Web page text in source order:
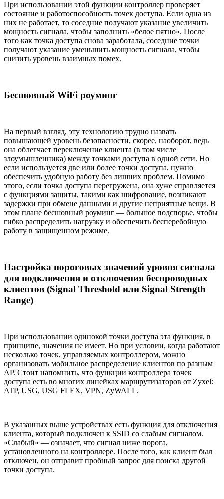
При использовании этой функции контроллер проверяет
состояние и работоспособность точек доступа. Если одна из
них не работает, то соседние получают указание увеличить
мощность сигнала, чтобы заполнить «белое пятно». После
того как точка доступа снова заработала, соседние точки
получают указание уменьшить мощность сигнала, чтобы
снизить уровень взаимных помех.
Бесшовный WiFi роуминг
На первый взгляд, эту технологию трудно назвать
повышающей уровень безопасности, скорее, наоборот, ведь
она облегчает переключение клиента (в том числе
злоумышленника) между точками доступа в одной сети. Но
если используется две или более точки доступа, нужно
обеспечить удобную работу без лишних проблем. Помимо
этого, если точка доступа перегружена, она хуже справляется
с функциями защиты, такими как шифрование, возникают
задержки при обмене данными и другие неприятные вещи. В
этом плане бесшовный роуминг — большое подспорье, чтобы
гибко распределить нагрузку и обеспечить бесперебойную
работу в защищенном режиме.
Настройка пороговых значений уровня сигнала
для подключения и отключения беспроводных
клиентов (Signal Threshold или Signal Strength
Range)
При использовании одинокой точки доступа эта функция, в
принципе, значения не имеет. Но при условии, когда работают
несколько точек, управляемых контроллером, можно
организовать мобильное распределение клиентов по разным
AP. Стоит напомнить, что функции контроллера точек
доступа есть во многих линейках маршрутизаторов от Zyxel:
ATP, USG, USG FLEX, VPN, ZyWALL.
В указанных выше устройствах есть функция для отключения
клиента, который подключен к SSID со слабым сигналом.
«Слабый» — означает, что сигнал ниже порога,
установленного на контроллере. После того, как клиент был
отключен, он отправит пробный запрос для поиска другой
точки доступа.